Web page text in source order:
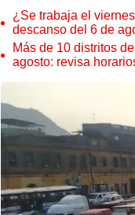
¿Se trabaja el
descanso del 6 de
Más de 10 distritos
agosto: revisa